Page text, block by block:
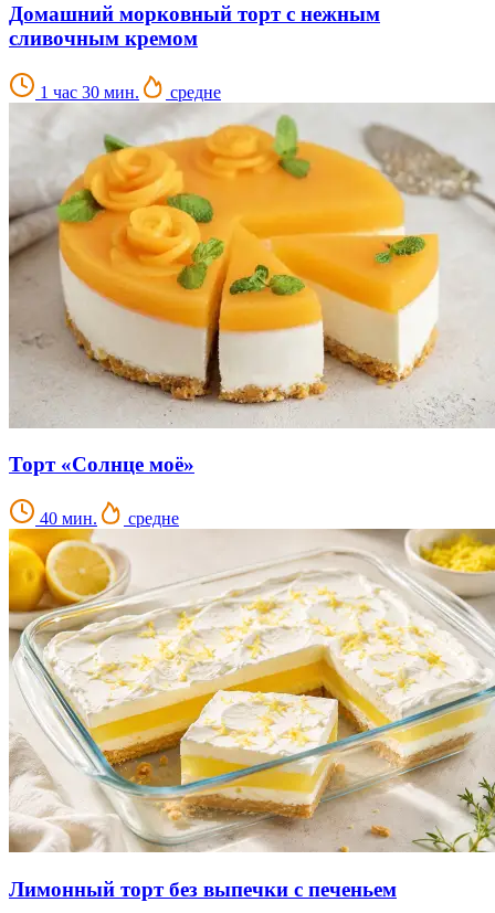
Домашний морковный торт с нежным
сливочным кремом
1 час 30 мин. средне
Торт «Солнце моё»
40 мин. средне
Лимонный торт без выпечки с печеньем